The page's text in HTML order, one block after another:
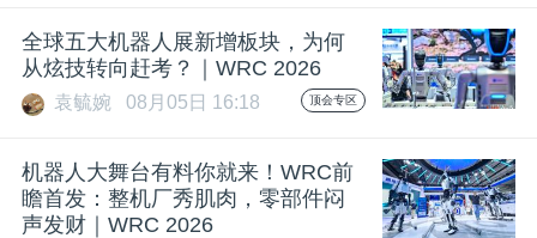
全球五大机器人展新增板块，为何
从炫技转向赶考？｜WRC 2026
袁毓婉 08月05日 16:18 顶会专区
机器人大舞台有料你就来！WRC前
瞻首发：整机厂秀肌肉，零部件闷
声发财｜WRC 2026